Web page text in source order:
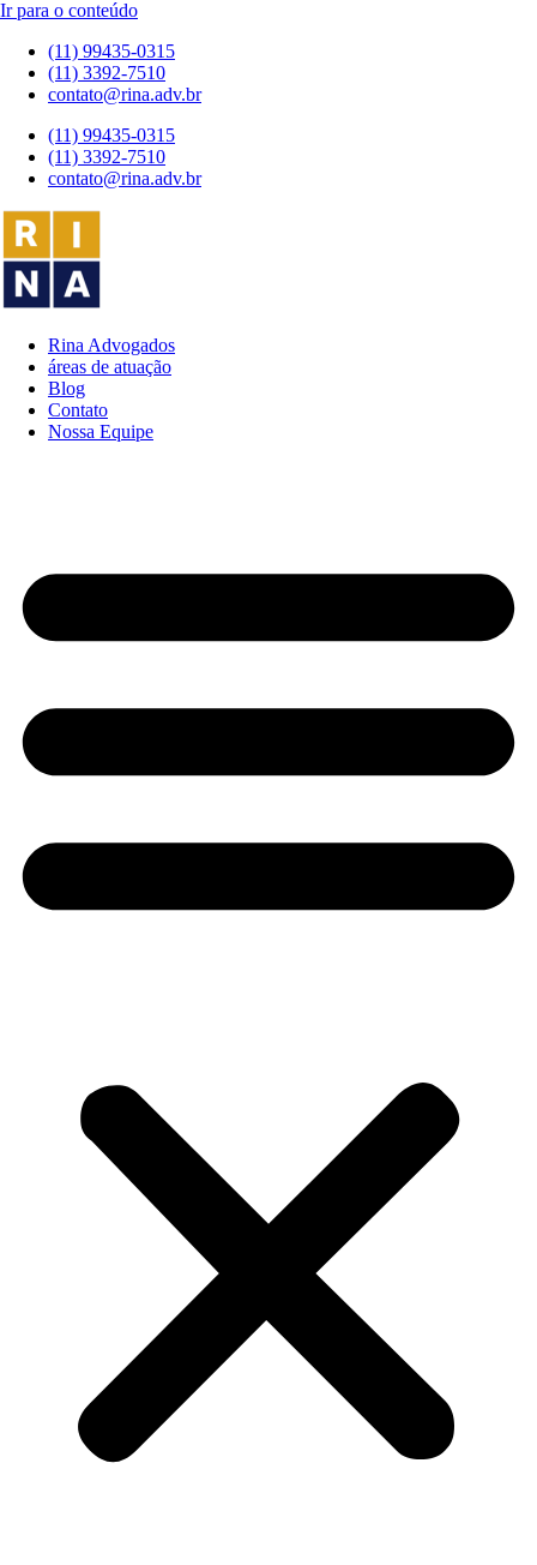
Ir para o conteúdo
(11) 99435-0315
(11) 3392-7510
contato@rina.adv.br
(11) 99435-0315
(11) 3392-7510
contato@rina.adv.br
Rina Advogados
áreas de atuação
Blog
Contato
Nossa Equipe